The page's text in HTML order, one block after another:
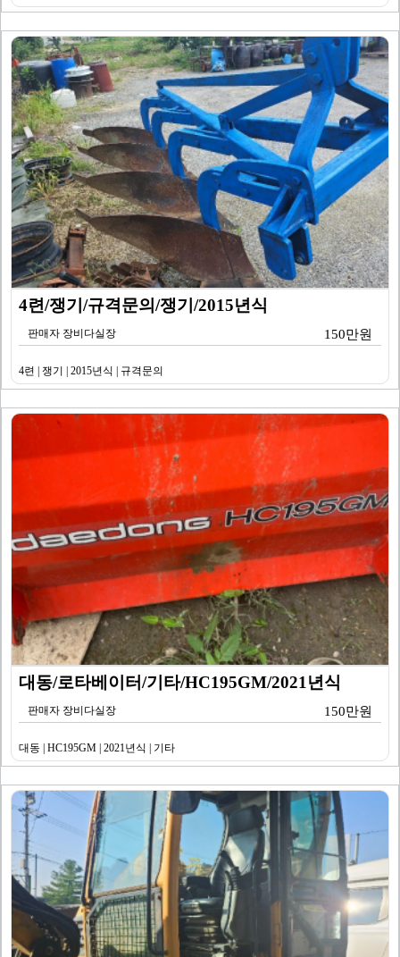
4련/쟁기/규격문의/쟁기/2015년식
판매자 장비다실장 150만원
4련 | 쟁기 | 2015년식 | 규격문의
대동/로타베이터/기타/HC195GM/2021년식
판매자 장비다실장 150만원
대동 | HC195GM | 2021년식 | 기타